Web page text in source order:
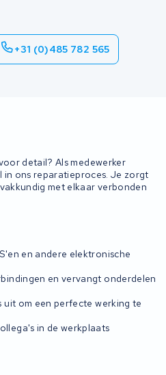
+31 (0)485 782 565
detail? Als medewerker
in ons reparatieproces. Je zorgt
met elkaar verbonden
en andere elektronische
en vervangt onderdelen
om een perfecte werking te
in de werkplaats